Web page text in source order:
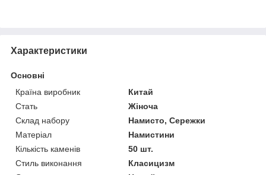
Характеристики
Основні
Країна виробник
Китай
Стать
Жіноча
Склад набору
Намисто, Сережки
Матеріал
Намистини
Кількість каменів
50 шт.
Стиль виконання
Класицизм